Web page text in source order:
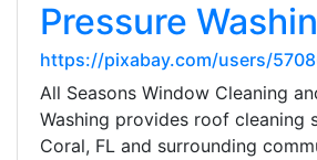
Pressure
https://pixabay.com/users/
All Seasons Window Cleaning
Washing provides roof cleaning
Coral, FL and surrounding